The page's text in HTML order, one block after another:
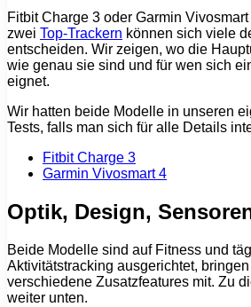
Fitbit Charge 3 oder Garmin
zwei Top-Trackern können sich viele
entscheiden. Wir zeigen, wo die
wie genau sie sind und für wen sich
eignet.
Wir hatten beide Modelle in unseren
Tests, falls man sich für alle Details
Fitbit Charge 3
Garmin Vivosmart 4
Optik, Design,
Beide Modelle sind auf Fitness und
Aktivitätstracking ausgerichtet,
verschiedene Zusatzfeatures mit. Zu
weiter unten.